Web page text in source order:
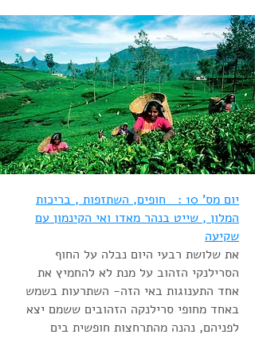
יום מס' 10 : חופים, השתזפות , בריכות
המלון , שייט בנהר מאדו ואי הקינמון עם
שקיעה
את שלושת רבעי היום נבלה על החוף
הסרילנקי הזהוב על מנת לא להחמיץ את
אחד התענוגות באי הזה- השתרעות בשמש
באחד מחופי סרילנקה הזהובים ששמם יצא
לפניהם, נהנה מהתרחצות חופשית בים